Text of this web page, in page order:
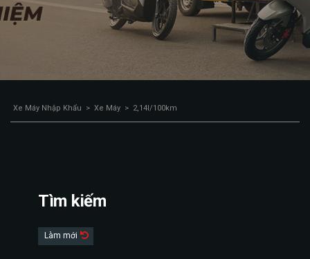
Xe Máy Nhập Khẩu > Xe Máy > 2,14l/100km
Tìm kiếm
Làm mới